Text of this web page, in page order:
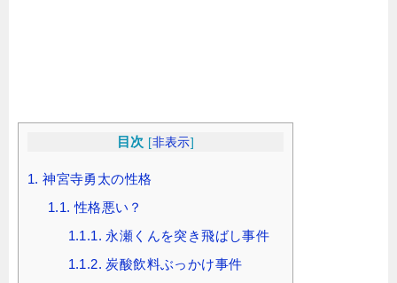
目次 [非表示]
1. 神宮寺勇太の性格
1.1. 性格悪い？
1.1.1. 永瀬くんを突き飛ばし事件
1.1.2. 炭酸飲料ぶっかけ事件